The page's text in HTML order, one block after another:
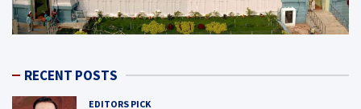
RECENT POSTS
EDITORS PICK